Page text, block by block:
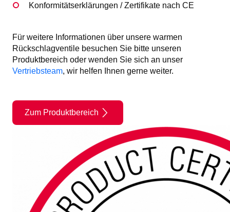
Konformitätserklärungen / Zertifikate nach CE
Für weitere Informationen über unsere warmen
Rückschlagventile besuchen Sie bitte unseren
Produktbereich oder wenden Sie sich an unser
Vertriebsteam, wir helfen Ihnen gerne weiter.
Zum Produktbereich